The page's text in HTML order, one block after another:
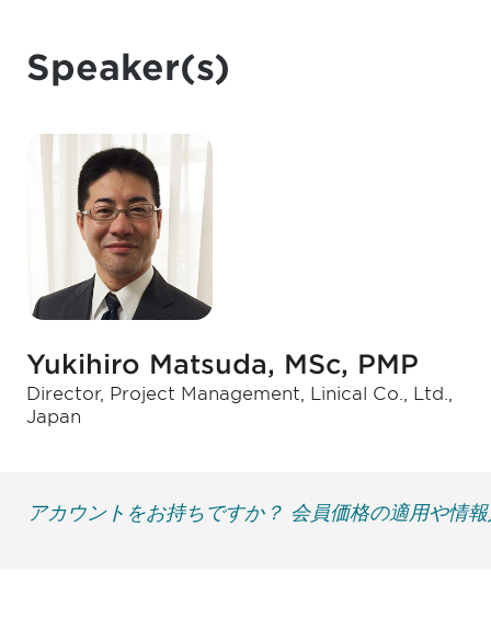
Speaker(s)
Yukihiro Matsuda, MSc, PMP
Director, Project Management, Linical Co., Ltd.,
Japan
アカウントをお持ちですか？ 会員価格の適用や情